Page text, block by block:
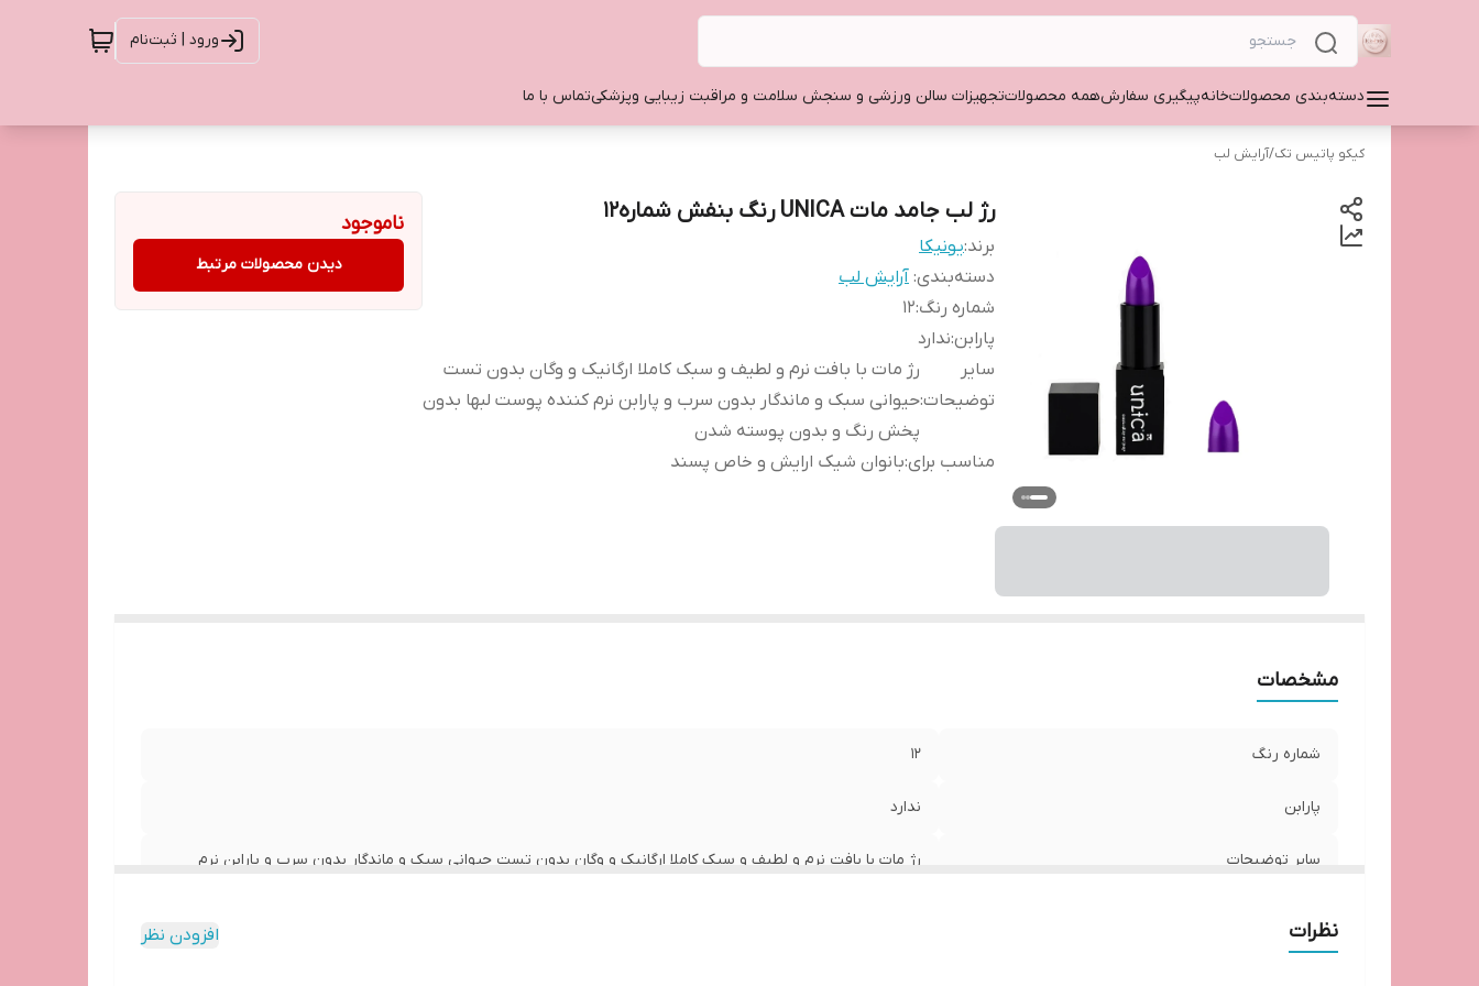
ورود | ثبت‌نام
دسته‌بندی محصولاتخانهپیگیری سفارشهمه محصولاتتجهیزات سالن ورزشی و سنجش سلامت و مراقبت زیبایی وپزشکیتماس با ما
کیکو پاتیس تک/آرایش لب
رژ لب جامد مات UNICA رنگ بنفش شماره12
برند:یونیکا
دسته‌بندی: آرایش لب
شماره رنگ:
12
پارابن:ندارد
سایر
توضیحات:
رژ مات با بافت نرم و لطیف و سبک کاملا ارگانیک و وگان بدون تست
حیوانی سبک و ماندگار بدون سرب و پارابن نرم کننده پوست لبها بدون
پخش رنگ و بدون پوسته شدن
مناسب برای:بانوان شیک ارایش و خاص پسند
ناموجود
دیدن محصولات مرتبط
مشخصات
شماره رنگ 12
پارابن ندارد
سایر توضیحات
رژ مات با بافت نرم و لطیف و سبک کاملا ارگانیک و وگان بدون تست حیوانی سبک و ماندگار بدون سرب و پارابن نرم
مناسب برای
نظرات افزودن نظر